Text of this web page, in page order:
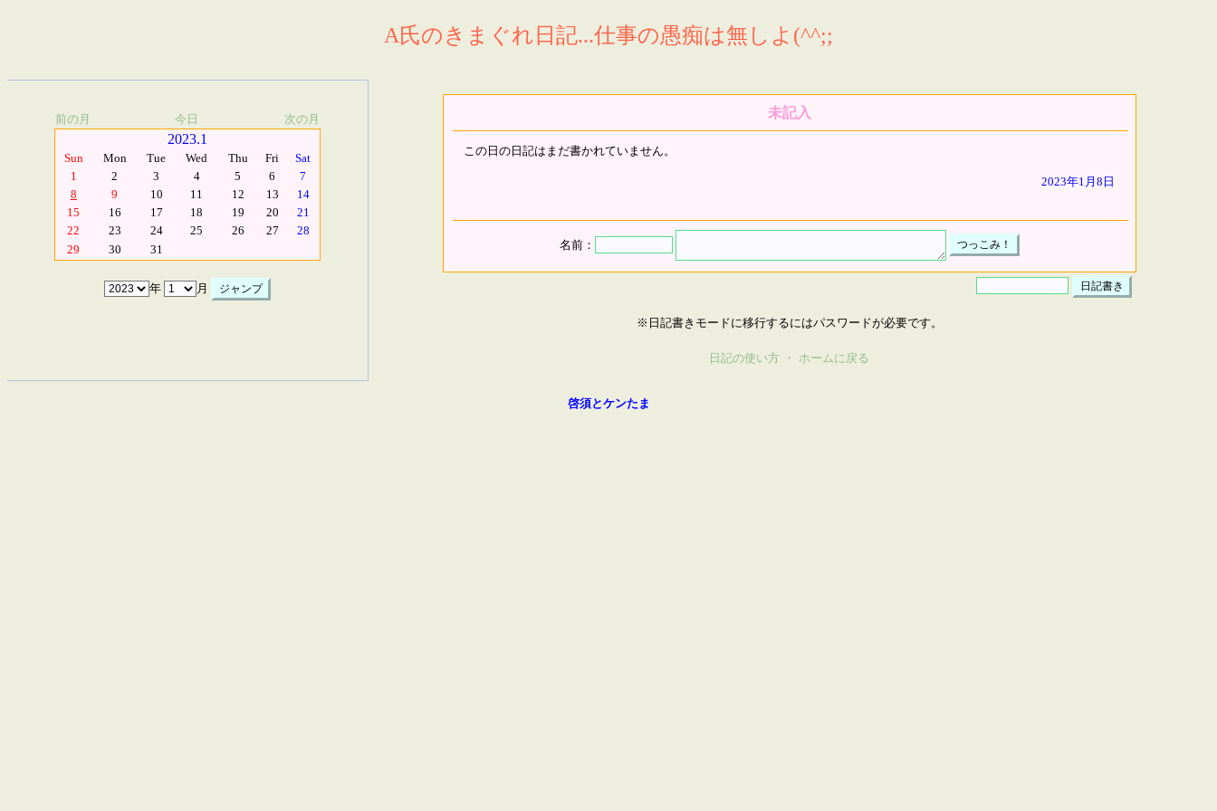
A氏のきまぐれ日記...仕事の愚痴は無しよ(^^;;
前の月 今日 次の月
2023.1
Sun Mon Tue Wed Thu Fri
Sat
1
2 3 4 5 6
7
8
9 10 11 12 13
14
15
16 17 18 19 20
21
22
23 24 25 26 27
28
29
30 31
年 月
未記入
この日の日記はまだ書かれていません。
2023年1月8日
名前：
※日記書きモードに移行するにはパスワードが必要です。
日記の使い方 ・ ホームに戻る
啓須とケンたま